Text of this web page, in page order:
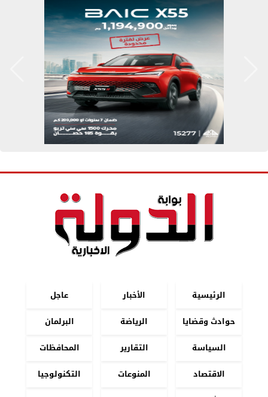
الرئيسية الأخبار
عاجل
حوادث وقضايا
الرياضة
البرلمان
السياسة
التقارير
المحافظات
الاقتصاد
المنوعات
التكنولوجيا